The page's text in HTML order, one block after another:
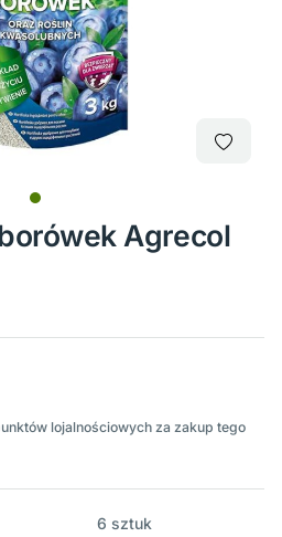
Agrecol
lojalnościowych za zakup tego
6 sztuk